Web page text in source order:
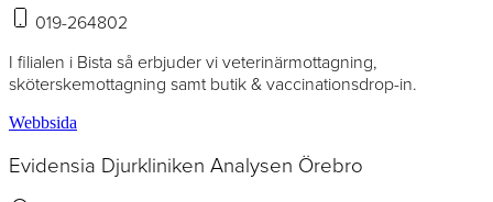
019-264802
I filialen i Bista så erbjuder vi veterinärmottagning,
sköterskemottagning samt butik & vaccinationsdrop-in.
Webbsida
Evidensia Djurkliniken Analysen Örebro